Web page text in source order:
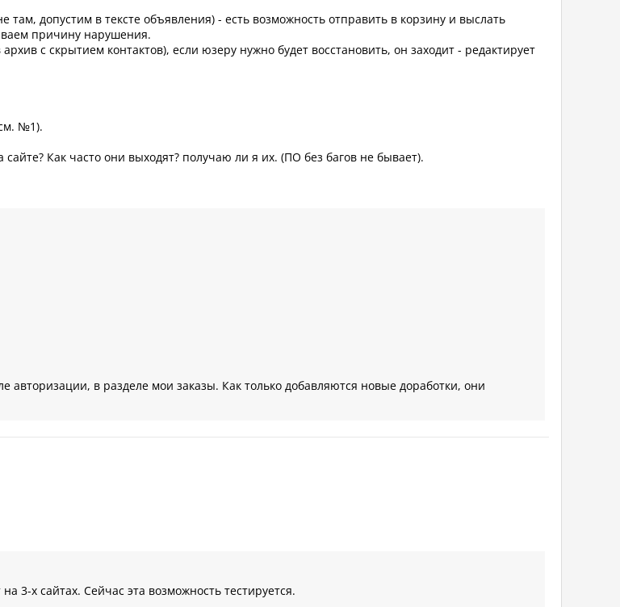
допустим в тексте объявления) - есть возможность отправить в корзину и выслать
причину нарушения.
с скрытием контактов), если юзеру нужно будет восстановить, он заходит - редактирует
№1).
Как часто они выходят? получаю ли я их. (ПО без багов не бывает).
в разделе мои заказы. Как только добавляются новые доработки, они
3-х сайтах. Сейчас эта возможность тестируется.